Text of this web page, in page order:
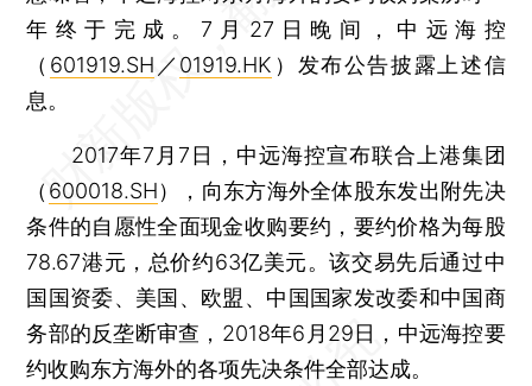
年终于完成。7月27日晚间，中远海控
（ 601919.SH ／ 01919.HK ）发布公告披露上述信
息。
2017年7月7日，中远海控宣布联合上港集团
（ 600018.SH），向东方海外全体股东发出附先决
条件的自愿性全面现金收购要约，要约价格为每股
78.67港元，总价约63亿美元。该交易先后通过中
国国资委、美国、欧盟、中国国家发改委和中国商
务部的反垄断审查，2018年6月29日，中远海控要
约收购东方海外的各项先决条件全部达成。